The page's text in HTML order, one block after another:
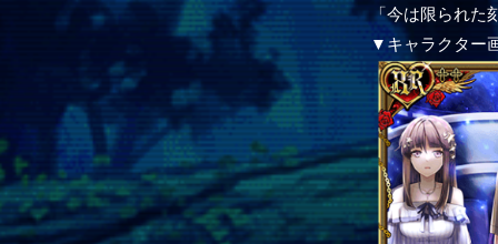
「今は限られた
▼キャラクター